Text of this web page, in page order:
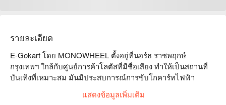
รายละเอียด
E-Gokart โดย MONOWHEEL ตั้งอยู่ที่นอร์ธ ราชพฤกษ์
กรุงเทพฯ ใกล้กับศูนย์การค้าโลตัสที่มีชื่อเสียง ทำให้เป็นสถานที่
บันเทิงที่เหมาะสม มันมีประสบการณ์การขับโกคาร์ทไฟฟ้า
คุณภาพสูง ให้คุณได้สนุกกับความเร็วและความตื่นเต้นในสภาพ
แวดล้อมที่ปลอดภัย สิ่งอำนวยความสะดวกมีความทันสมัยและได้
แสดงข้อมูลเพิ่มเติม